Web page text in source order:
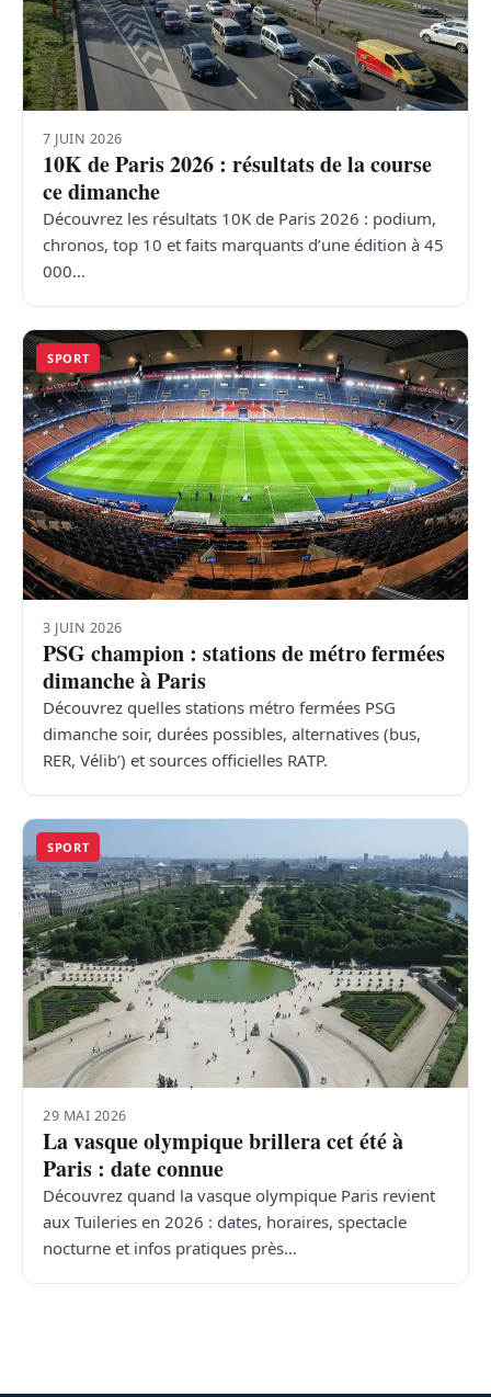
7 JUIN 2026
10K de Paris 2026 : résultats de la course
ce dimanche
Découvrez les résultats 10K de Paris 2026 : podium,
chronos, top 10 et faits marquants d’une édition à 45
000…
SPORT
3 JUIN 2026
PSG champion : stations de métro fermées
dimanche à Paris
Découvrez quelles stations métro fermées PSG
dimanche soir, durées possibles, alternatives (bus,
RER, Vélib’) et sources officielles RATP.
SPORT
29 MAI 2026
La vasque olympique brillera cet été à
Paris : date connue
Découvrez quand la vasque olympique Paris revient
aux Tuileries en 2026 : dates, horaires, spectacle
nocturne et infos pratiques près…